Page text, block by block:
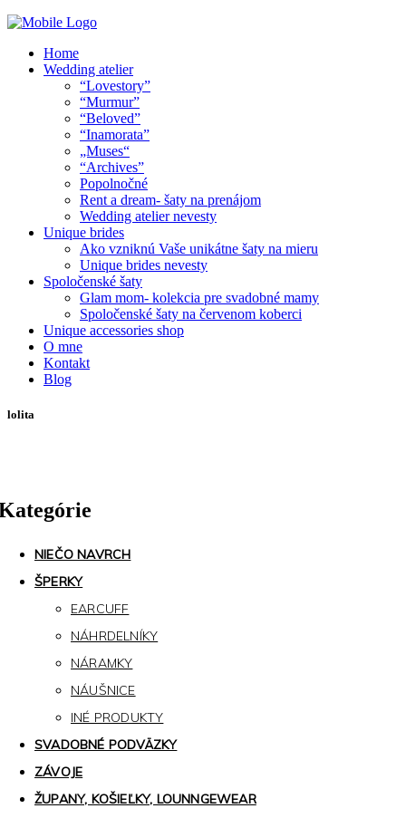
Home
Wedding atelier
“Lovestory”
“Murmur”
“Beloved”
“Inamorata”
„Muses“
“Archives”
Popolnočné
Rent a dream- šaty na prenájom
Wedding atelier nevesty
Unique brides
Ako vzniknú Vaše unikátne šaty na mieru
Unique brides nevesty
Spoločenské šaty
Glam mom- kolekcia pre svadobné mamy
Spoločenské šaty na červenom koberci
Unique accessories shop
O mne
Kontakt
Blog
lolita
NIEČO NAVRCH
ŠPERKY
EARCUFF
NÁHRDELNÍKY
NÁRAMKY
NÁUŠNICE
INÉ PRODUKTY
SVADOBNÉ PODVÄZKY
ZÁVOJE
ŽUPANY, KOŠIEĽKY, LOUNNGEWEAR